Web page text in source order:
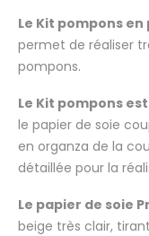
Le Kit pompons
permet de réaliser
pompons.
Le Kit pompons
le papier de soie
en organza de la
détaillée pour la
Le papier de soie
beige très clair,